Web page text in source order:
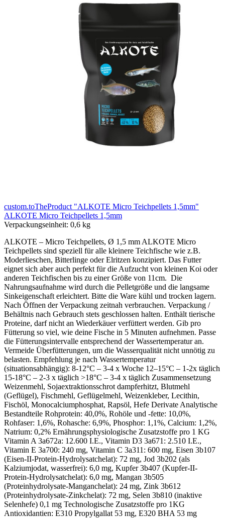
custom.toTheProduct "ALKOTE Micro Teichpellets 1,5mm"
ALKOTE Micro Teichpellets 1,5mm
Verpackungseinheit: 0,6 kg
ALKOTE – Micro Teichpellets, Ø 1,5 mm ALKOTE Micro
Teichpellets sind speziell für alle kleinere Teichfische wie z.B.
Moderlieschen, Bitterlinge oder Elritzen konzipiert. Das Futter
eignet sich aber auch perfekt für die Aufzucht von kleinen Koi oder
anderen Teichfischen bis zu einer Größe von 11cm. Die
Nahrungsaufnahme wird durch die Pelletgröße und die langsame
Sinkeigenschaft erleichtert. Bitte die Ware kühl und trocken lagern.
Nach Öffnen der Verpackung zeitnah verbrauchen. Verpackung /
Behältnis nach Gebrauch stets geschlossen halten. Enthält tierische
Proteine, darf nicht an Wiederkäuer verfüttert werden. Gib pro
Fütterung so viel, wie deine Fische in 5 Minuten aufnehmen. Passe
die Fütterungsintervalle entsprechend der Wassertemperatur an.
Vermeide Überfütterungen, um die Wasserqualität nicht unnötig zu
belasten. Empfehlung je nach Wassertemperatur
(situationsabhängig): 8-12°C – 3-4 x Woche 12–15°C – 1-2x täglich
15-18°C – 2-3 x täglich >18°C – 3-4 x täglich Zusammensetzung
Weizenmehl, Sojaextraktionsschrot dampferhitzt, Blutmehl
(Geflügel), Fischmehl, Geflügelmehl, Weizenkleber, Lecithin,
Fischöl, Monocalciumphosphat, Rapsöl, Hefe Derivate Analytische
Bestandteile Rohprotein: 40,0%, Rohöle und -fette: 10,0%,
Rohfaser: 1,6%, Rohasche: 6,9%, Phosphor: 1,1%, Calcium: 1,2%,
Natrium: 0,2% Ernährungsphysiologische Zusatzstoffe pro 1 KG
Vitamin A 3a672a: 12.600 I.E., Vitamin D3 3a671: 2.510 I.E.,
Vitamin E 3a700: 240 mg, Vitamin C 3a311: 600 mg, Eisen 3b107
(Eisen-II-Protein-Hydrolysatchelat): 72 mg, Jod 3b202 (als
Kalziumjodat, wasserfrei): 6,0 mg, Kupfer 3b407 (Kupfer-II-
Protein-Hydrolysatchelat): 6,0 mg, Mangan 3b505
(Proteinhydrolysate-Manganchelat): 24 mg, Zink 3b612
(Proteinhydrolysate-Zinkchelat): 72 mg, Selen 3b810 (inaktive
Selenhefe) 0,1 mg Technologische Zusatzstoffe pro 1KG
Antioxidantien: E310 Propylgallat 53 mg, E320 BHA 53 mg